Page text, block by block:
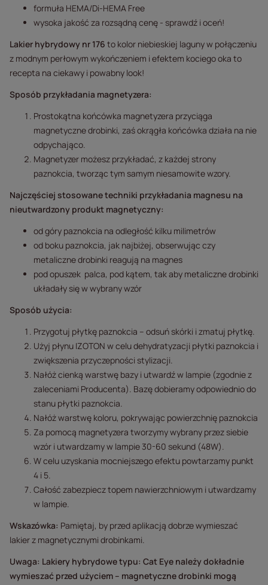
formuła HEMA/Di-HEMA Free
wysoka jakość za rozsądną cenę - sprawdź i oceń!
Lakier hybrydowy nr 176 to kolor niebieskiej laguny w połączeniu
z modnym perłowym wykończeniem i efektem kociego oka to
recepta na ciekawy i powabny look!
Sposób przykładania magnetyzera:
Prostokątna końcówka magnetyzera przyciąga
magnetyczne drobinki, zaś okrągła końcówka działa na nie
odpychająco.
Magnetyzer możesz przykładać, z każdej strony
paznokcia, tworząc tym samym niesamowite wzory.
Najczęściej stosowane techniki przykładania magnesu na
nieutwardzony produkt magnetyczny:
od góry paznokcia na odległość kilku milimetrów
od boku paznokcia, jak najbiżej, obserwując czy
metaliczne drobinki reagują na magnes
pod opuszek palca, pod kątem, tak aby metaliczne drobinki
układały się w wybrany wzór
Sposób użycia:
Przygotuj płytkę paznokcia – odsuń skórki i zmatuj płytkę.
Użyj płynu IZOTON w celu dehydratyzacji płytki paznokcia i
zwiększenia przyczepności stylizacji.
Nałóż cienką warstwę bazy i utwardź w lampie (zgodnie z
zaleceniami Producenta). Bazę dobieramy odpowiednio do
stanu płytki paznokcia.
Nałóż warstwę koloru, pokrywając powierzchnię paznokcia
Za pomocą magnetyzera tworzymy wybrany przez siebie
wzór i utwardzamy w lampie 30-60 sekund (48W).
W celu uzyskania mocniejszego efektu powtarzamy punkt
4 i 5.
Całość zabezpiecz topem nawierzchniowym i utwardzamy
w lampie.
Wskazówka: Pamiętaj, by przed aplikacją dobrze wymieszać
lakier z magnetycznymi drobinkami.
Uwaga: Lakiery hybrydowe typu: Cat Eye należy dokładnie
wymieszać przed użyciem – magnetyczne drobinki mogą